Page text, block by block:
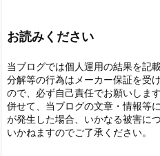
お読みください
当ブログでは個人運用の結果を記
分解等の行為はメーカー保証を受
ので、必ず自己責任でお願いします
併せて、当ブログの文章・情報等
が発生した場合、いかなる被害に
いかねますのでご了承ください。